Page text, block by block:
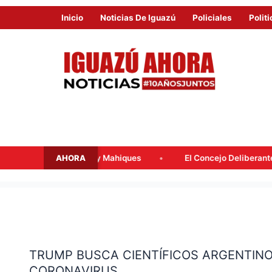
Inicio Noticias De Iguazú Policiales
AHORA
y Mahiques El Concejo Deliberante tratará
TRUMP BUSCA CIENTÍFICOS
CIENTÍFICOS